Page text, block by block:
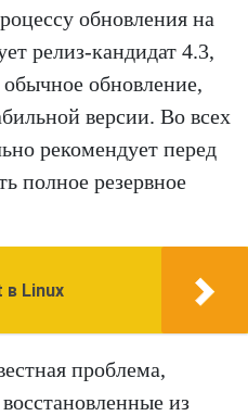
обновления на
релиз-кандидат 4.3,
обновление,
версии. Во всех
рекомендует перед
полное резервное
в Linux
проблема,
из